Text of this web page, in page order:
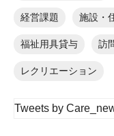
経営課題 施設・
福祉用具貸与 訪
レクリエーション
Tweets by